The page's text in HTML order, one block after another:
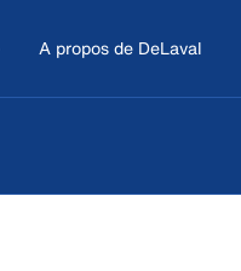
A propos de DeLaval